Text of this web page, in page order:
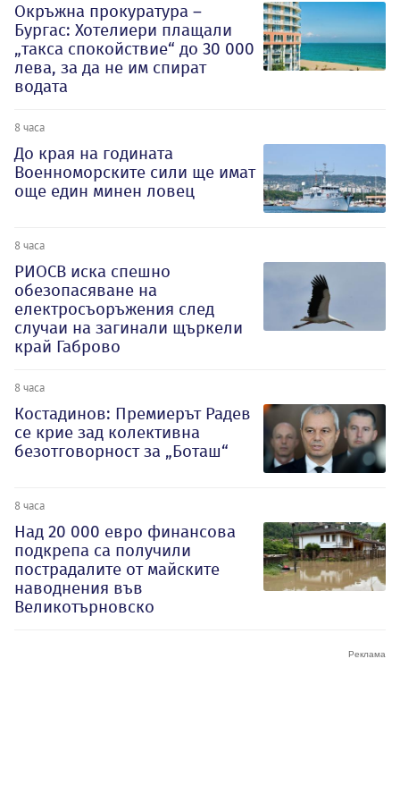
Окръжна прокуратура –
Бургас: Хотелиери плащали
„такса спокойствие“ до 30 000
лева, за да не им спират
водата
8 часа
До края на годината
Военноморските сили ще имат
още един минен ловец
8 часа
РИОСВ иска спешно
обезопасяване на
електросъоръжения след
случаи на загинали щъркели
край Габрово
8 часа
Костадинов: Премиерът Радев
се крие зад колективна
безотговорност за „Боташ“
8 часа
Над 20 000 евро финансова
подкрепа са получили
пострадалите от майските
наводнения във
Великотърновско